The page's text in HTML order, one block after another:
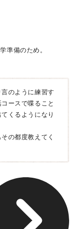
準備のため。
のように練習す
ースで喋ること
くるようになり
の都度教えてく